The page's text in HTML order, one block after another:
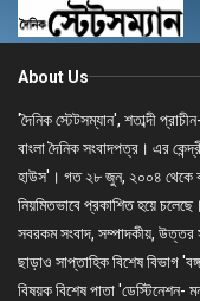
About Us
'দৈনিক স্টেটসম্যান', শতাব্দী
বাংলা দৈনিক সংবাদপত্র। এর
হাউস'। গত ২৮ জুন, ২০০৪ থেকে
নিয়মিতভাবে প্রকাশিত হয়ে
সবরকম সংবাদ, সম্পাদকীয়, উত্তর
ছাড়াও সাপ্তাহিক বিশেষ বিভাগ
বিষয়ক বিশেষ পাতা 'ডেস্টিনেশন-